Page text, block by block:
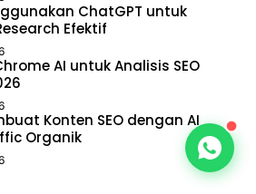
Wujudkanbisnis profesional
di mesin pencari
, website
SEO on/off-page, serta strategi